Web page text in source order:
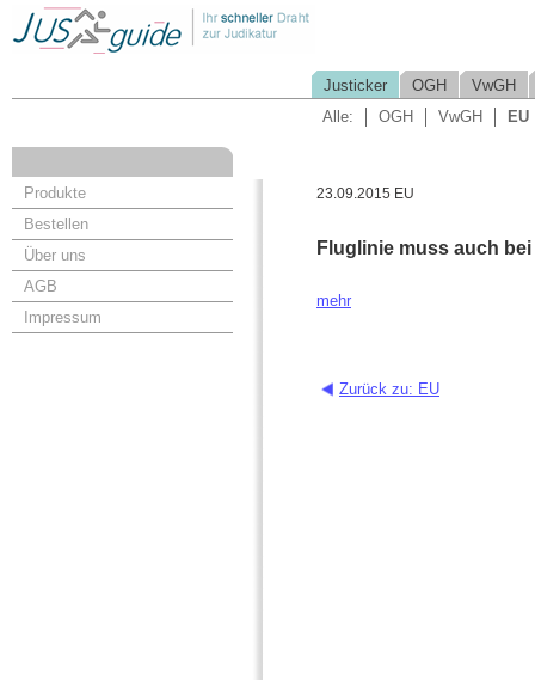
Justicker OGH
VwGH
Alle:
OGH VwGH EU
Produkte
Bestellen
Über uns
AGB
Impressum
23.09.2015 EU
Fluglinie muss auch
mehr
Zurück zu: EU